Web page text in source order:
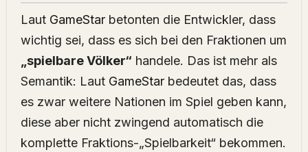
Laut GameStarbetonten die Entwickler, dass
wichtig sei, dass es sich bei den Fraktionen um
„spielbare Völker“ handele. Das ist mehr als
Semantik: Laut GameStarbedeutet das, dass
es zwar weitere Nationen im Spiel geben kann,
diese aber nicht zwingend automatisch die
komplette Fraktions-„Spielbarkeit“ bekommen.